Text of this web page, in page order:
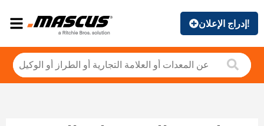
إدراج الإعلان!